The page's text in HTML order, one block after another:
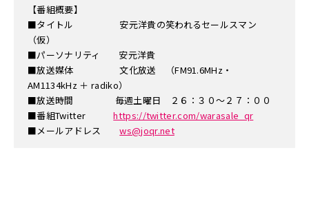
【番組概要】
■タイトル 安元洋貴の笑われるセールスマン
（仮）
■パーソナリティ 安元洋貴
■放送媒体 文化放送 （FM91.6MHz・
AM1134kHz ＋ radiko）
■放送時間 毎週土曜日 ２６：３０～２７：００
■番組Twitterhttps://twitter.com/warasale_qr
■メールアドレスws@joqr.net